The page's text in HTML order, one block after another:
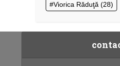
Viorica Răduţă (28)